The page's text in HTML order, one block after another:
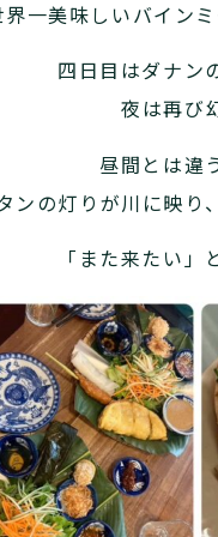
界一美味しいバイン
四日目はダナン
夜は再び
昼間とは違
ンの灯りが川に映り
「また来たい」